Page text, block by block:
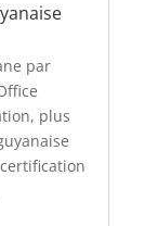
par
plus